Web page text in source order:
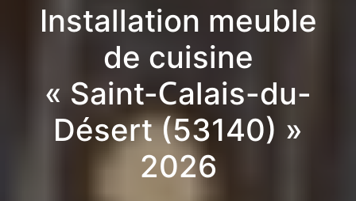
Installation meuble
de cuisine
« Saint-Calais-du-
Désert (53140) »
2026